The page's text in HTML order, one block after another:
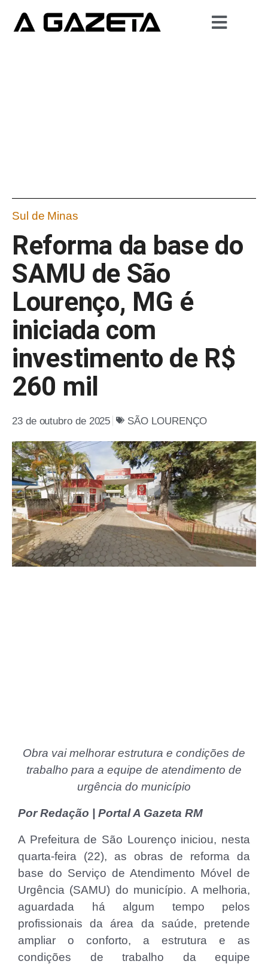
Sul de Minas
Reforma da base do
SAMU de São
Lourenço, MG é
iniciada com
investimento de R$
260 mil
23 de outubro de 2025 SÃO LOURENÇO
Obra vai melhorar estrutura e condições de
trabalho para a equipe de atendimento de
urgência do município
Por Redação | Portal A Gazeta RM
A Prefeitura de São Lourenço iniciou, nesta
quarta-feira (22), as obras de reforma da
base do Serviço de Atendimento Móvel de
Urgência (SAMU) do município. A melhoria,
aguardada há algum tempo pelos
profissionais da área da saúde, pretende
ampliar o conforto, a estrutura e as
condições de trabalho da equipe